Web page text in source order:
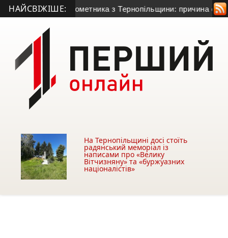
НАЙСВІЖІШЕ:
гранатометника з Тернопільщини: причина смерті –
На Тернопільщині досі стоїть
радянський меморіал із
написами про «Велику
Вітчизняну» та «буржуазних
націоналістів»